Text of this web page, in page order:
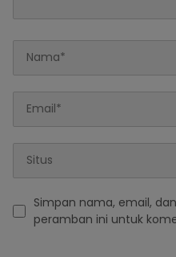
Simpan nama, email,
peramban ini untuk